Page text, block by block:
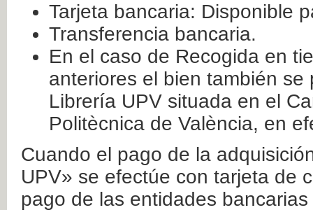
Tarjeta bancaria: Disponible
Transferencia bancaria.
En el caso de Recogida en
anteriores el bien también
Librería UPV situada en el
Politècnica de València, en
Cuando el pago de la
UPV» se efectúe con tarjeta de
pago de las entidades